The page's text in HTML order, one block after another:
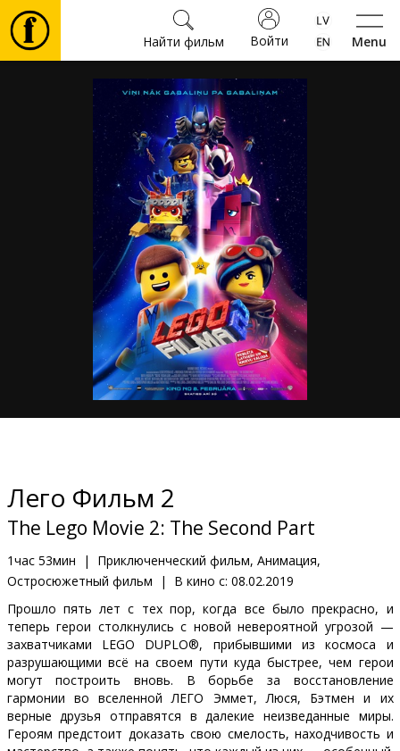
Menu
Войти
Найти фильм
Фильмы
Билеты
Культура
Мероприятия
Новости
Подарки
Кинозакуски
Клуб
Лего Фильм 2
The Lego Movie 2: The Second Part
1час 53мин |
Приключенческий фильм, Анимация,
Остросюжетный фильм
| В кино с: 08.02.2019
Прошло пять лет с тех пор, когда все было прекрасно, и
теперь герои столкнулись с новой невероятной угрозой —
захватчиками LEGO DUPLO®, прибывшими из космоса и
разрушающими всё на своем пути куда быстрее, чем герои
могут построить вновь. В борьбе за восстановление
гармонии во вселенной ЛЕГО Эммет, Люся, Бэтмен и их
верные друзья отправятся в далекие неизведанные миры.
Героям предстоит доказать свою смелость, находчивость и